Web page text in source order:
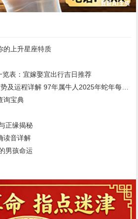
的上升星座特质
表：宜嫁娶宜出行吉日推荐
运程详解 97年属牛人2025年蛇年每月运程
询宝典
正缘揭秘
读音详解
男孩命运